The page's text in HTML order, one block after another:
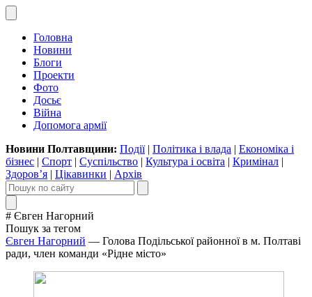
Головна
Новини
Блоги
Проекти
Фото
Досьє
Війна
Допомога армії
Новини Полтавщини: Події| Політика і влада | Економіка і
бізнес | Спорт | Суспільство | Культура і освіта | Кримінал |
Здоров’я | Цікавинки | Архів
# Євген Нагорний
Пошук за тегом
Євген Нагорний — Голова Подільської районної в м. Полтаві
ради, член команди «Рідне місто»